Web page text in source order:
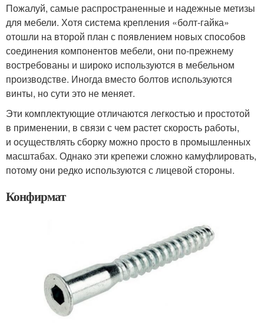
Пожалуй, самые распространенные и надежные метизы
для мебели. Хотя система крепления «болт-гайка»
отошли на второй план с появлением новых способов
соединения компонентов мебели, они по-прежнему
востребованы и широко используются в мебельном
производстве. Иногда вместо болтов используются
винты, но сути это не меняет.
Эти комплектующие отличаются легкостью и простотой
в применении, в связи с чем растет скорость работы,
и осуществлять сборку можно просто в промышленных
масштабах. Однако эти крепежи сложно камуфлировать,
потому они редко используются с лицевой стороны.
Конфирмат